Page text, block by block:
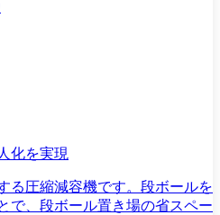
化を実現
る圧縮減容機です。段ボールを
で、段ボール置き場の省スペー